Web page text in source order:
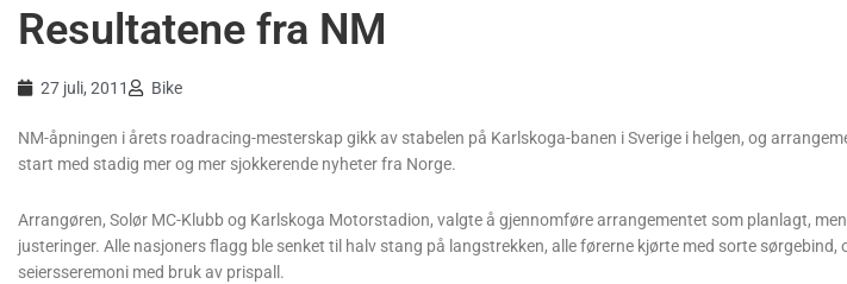
Resultatene fra NM
27 juli, 2011 Bike
NM-åpningen i årets roadracing-mesterskap gikk av stabelen på Karlskoga-banen i Sverige i helgen, og
start med stadig mer og mer sjokkerende nyheter fra Norge.
Arrangøren, Solør MC-Klubb og Karlskoga Motorstadion, valgte å gjennomføre arrangementet som planlagt,
justeringer. Alle nasjoners flagg ble senket til halv stang på langstrekken, alle førerne kjørte med sorte sørgebind,
seiersseremoni med bruk av prispall.